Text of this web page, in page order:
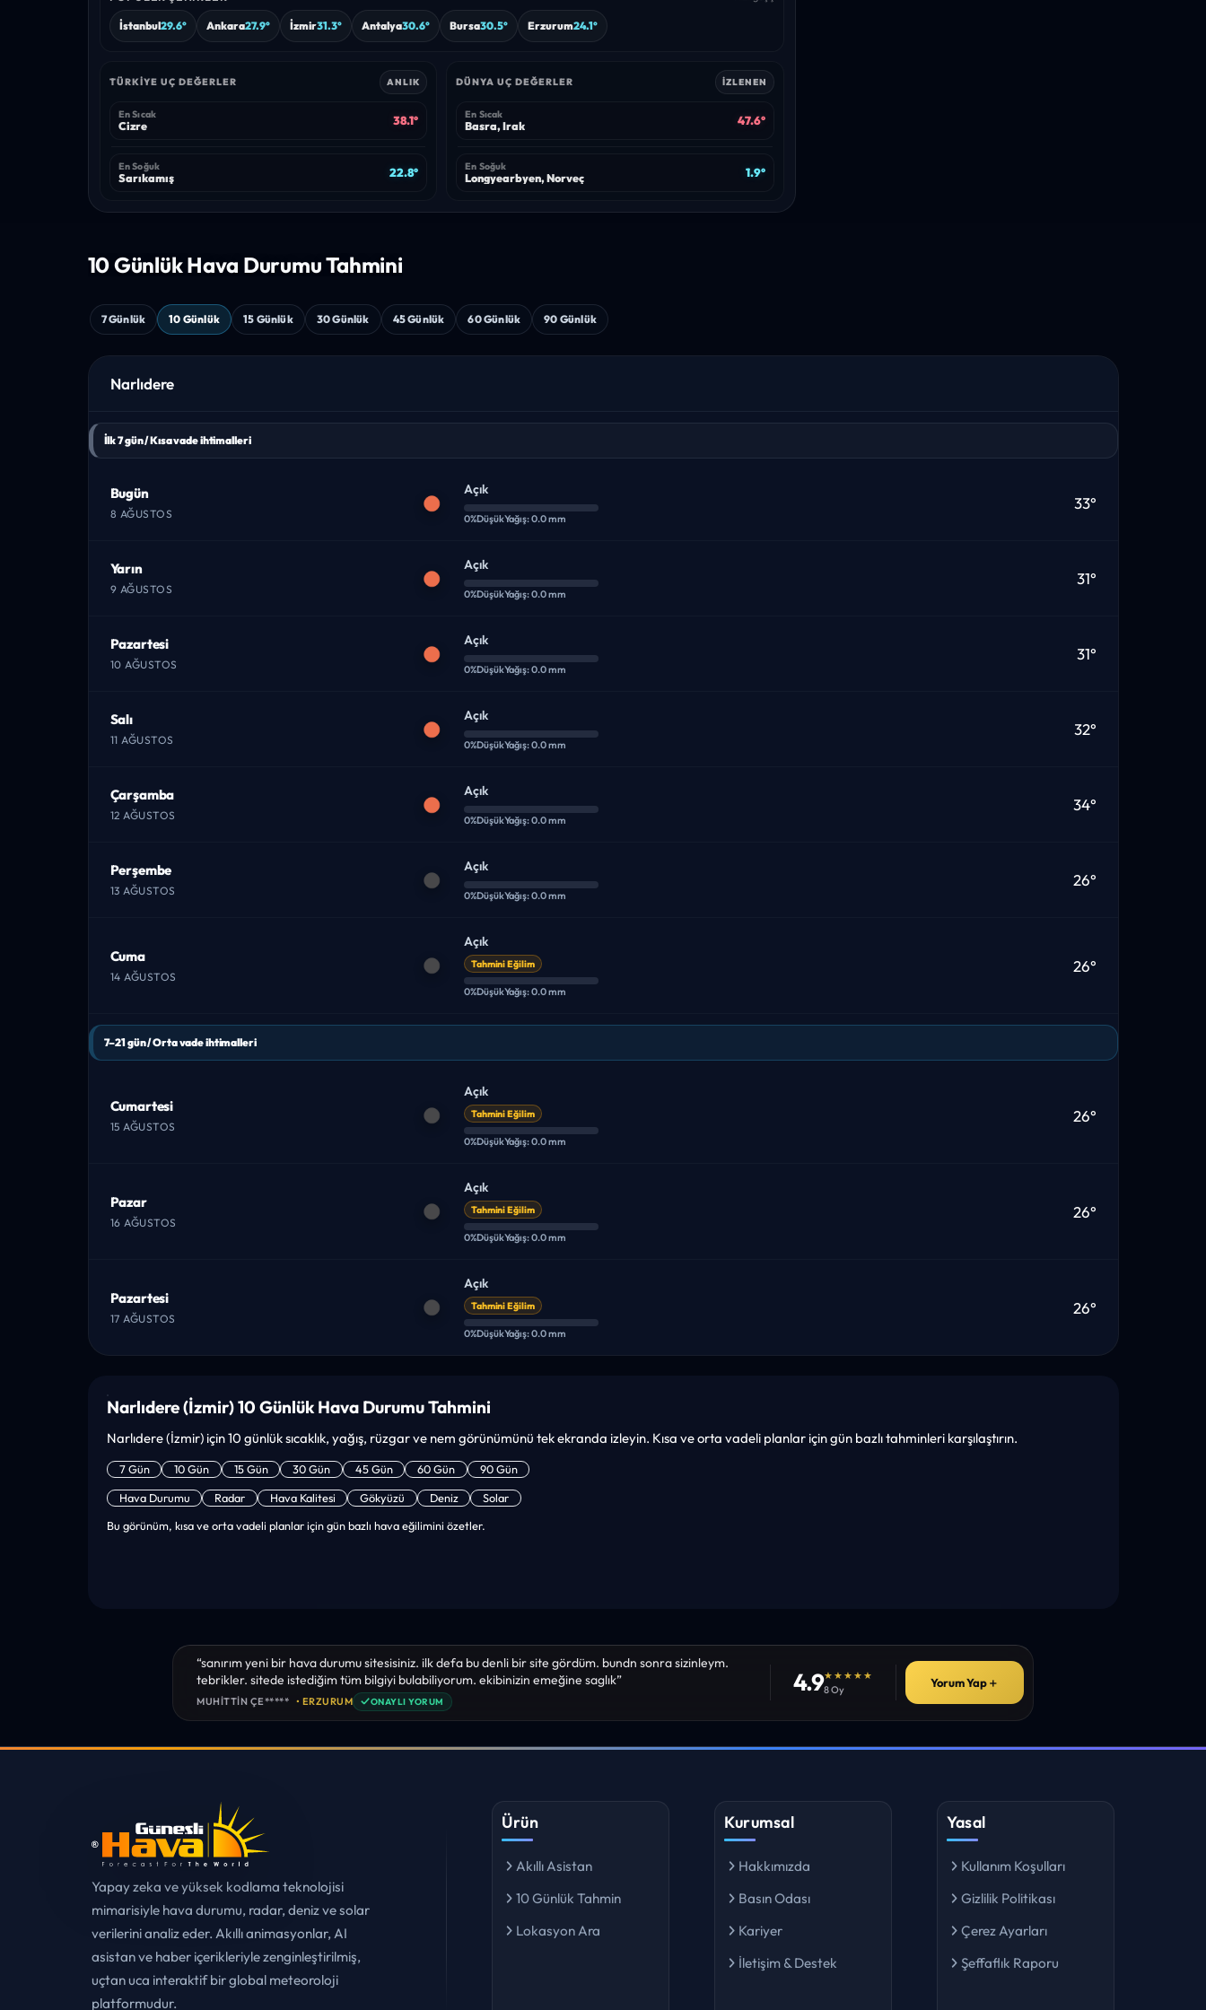
İstanbul29.6° Ankara27.9° İzmir31.3° Antalya30.6° Bursa30.5° Erzurum24.1°
TÜRKIYE UÇ DEĞERLER ANLIK
En Sıcak
Cizre 38.1°
En Soğuk
Sarıkamış 22.8°
DÜNYA UÇ DEĞERLER İZLENEN
En Sıcak
Basra, Irak 47.6°
En Soğuk
Longyearbyen, Norveç 1.9°
10 Günlük Hava Durumu Tahmini
7 Günlük 10 Günlük 15 Günlük 30 Günlük 45 Günlük 60 Günlük 90 Günlük
Narlıdere
İlk 7 gün / Kısa vade ihtimalleri
Bugün
8 AĞUSTOS
Açık
0%DüşükYağış: 0.0 mm
33°
Yarın
9 AĞUSTOS
Açık
0%DüşükYağış: 0.0 mm
31°
Pazartesi
10 AĞUSTOS
Açık
0%DüşükYağış: 0.0 mm
31°
Salı
11 AĞUSTOS
Açık
0%DüşükYağış: 0.0 mm
32°
Çarşamba
12 AĞUSTOS
Açık
0%DüşükYağış: 0.0 mm
34°
Perşembe
13 AĞUSTOS
Açık
0%DüşükYağış: 0.0 mm
26°
Cuma
14 AĞUSTOS
Açık
Tahmini Eğilim
0%DüşükYağış: 0.0 mm
26°
7–21 gün / Orta vade ihtimalleri
Cumartesi
15 AĞUSTOS
Açık
Tahmini Eğilim
0%DüşükYağış: 0.0 mm
26°
Pazar
16 AĞUSTOS
Açık
Tahmini Eğilim
0%DüşükYağış: 0.0 mm
26°
Pazartesi
17 AĞUSTOS
Açık
Tahmini Eğilim
0%DüşükYağış: 0.0 mm
26°
Narlıdere (İzmir) 10 Günlük Hava Durumu Tahmini
Narlıdere (İzmir) için 10 günlük sıcaklık, yağış, rüzgar ve nem görünümünü tek ekranda izleyin. Kısa ve orta vadeli planlar için gün bazlı tahminleri karşılaştırın.
7 Gün 10 Gün 15 Gün 30 Gün 45 Gün 60 Gün
90 Gün
Hava Durumu
Radar Hava Kalitesi Gökyüzü Deniz
Solar
Bu görünüm, kısa ve orta vadeli planlar için gün bazlı hava eğilimini özetler.
“sanırım yeni bir hava durumu sitesisiniz. ilk defa bu denli bir site gördüm. bundn sonra sizinleym.
tebrikler. sitede istediğim tüm bilgiyi bulabiliyorum. ekibinizin emeğine saglık”
MUHITTIN ÇE***** • ERZURUM ✓ONAYLI YORUM
4.9★★★★★
8 Oy
Yorum Yap＋
Yapay zeka ve yüksek kodlama teknolojisi
mimarisiyle hava durumu, radar, deniz ve solar
verilerini analiz eder. Akıllı animasyonlar, AI
asistan ve haber içerikleriyle zenginleştirilmiş,
uçtan uca interaktif bir global meteoroloji
platformudur.
Ürün
Akıllı Asistan
10 Günlük Tahmin
Lokasyon Ara
Kurumsal
Hakkımızda
Basın Odası
Kariyer
İletişim & Destek
Yasal
Kullanım Koşulları
Gizlilik Politikası
Çerez Ayarları
Şeffaflık Raporu